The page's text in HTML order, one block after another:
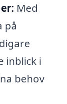
Med
på
inblick i
behov